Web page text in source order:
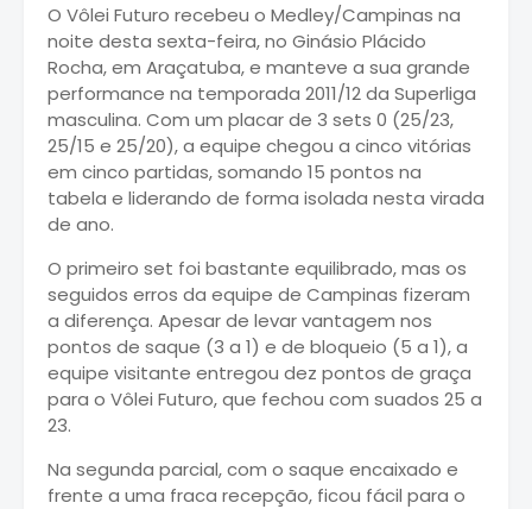
O Vôlei Futuro recebeu o Medley/Campinas na
noite desta sexta-feira, no Ginásio Plácido
Rocha, em Araçatuba, e manteve a sua grande
performance na temporada 2011/12 da Superliga
masculina. Com um placar de 3 sets 0 (25/23,
25/15 e 25/20), a equipe chegou a cinco vitórias
em cinco partidas, somando 15 pontos na
tabela e liderando de forma isolada nesta virada
de ano.
O primeiro set foi bastante equilibrado, mas os
seguidos erros da equipe de Campinas fizeram
a diferença. Apesar de levar vantagem nos
pontos de saque (3 a 1) e de bloqueio (5 a 1), a
equipe visitante entregou dez pontos de graça
para o Vôlei Futuro, que fechou com suados 25 a
23.
Na segunda parcial, com o saque encaixado e
frente a uma fraca recepção, ficou fácil para o